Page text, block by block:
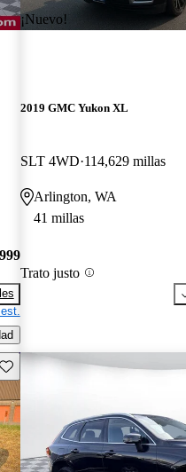
¡Nuevo!
2019 GMC Yukon XL
SLT 4WD 114,629 millas
Arlington, WA
41 millas
Trato justo
Guarda este Aviso